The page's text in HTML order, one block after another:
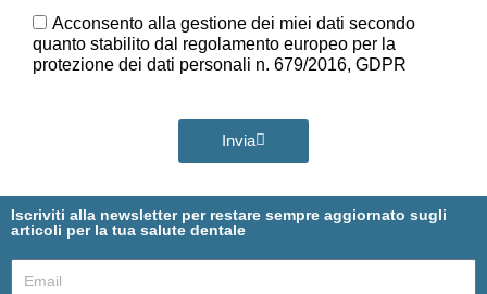
GDPR
Acconsento alla gestione dei miei dati secondo
quanto stabilito dal regolamento europeo per la
protezione dei dati personali n. 679/2016, GDPR
Invia
Iscriviti alla newsletter per restare sempre aggiornato sugli
articoli per la tua salute dentale
Email